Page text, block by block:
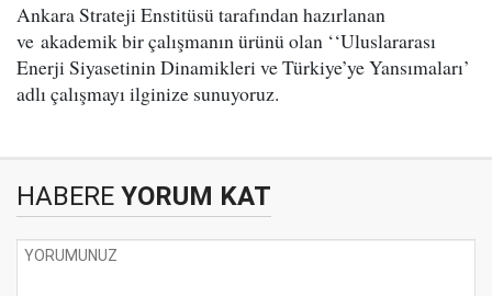
Ankara Strateji Enstitüsü tarafından hazırlanan
ve akademik bir çalışmanın ürünü olan ‘‘Uluslararası
Enerji Siyasetinin Dinamikleri ve Türkiye’ye Yansımaları’
adlı çalışmayı ilginize sunuyoruz.
HABERE YORUM KAT